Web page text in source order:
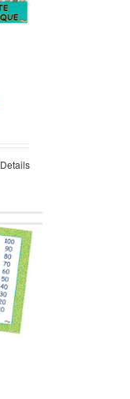
Details